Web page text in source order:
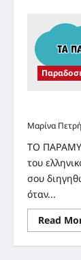
Μαρίνα Πετρή
ΤΟ
του
σου
όταν...
Read